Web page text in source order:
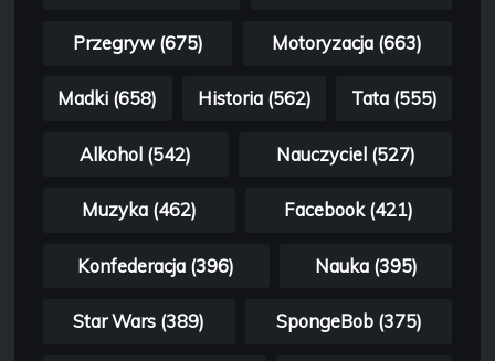
Przegryw (675) Motoryzacja (663)
Madki (658) Historia (562) Tata (555)
Alkohol (542) Nauczyciel (527)
Muzyka (462) Facebook (421)
Konfederacja (396) Nauka (395)
Star Wars (389) SpongeBob (375)